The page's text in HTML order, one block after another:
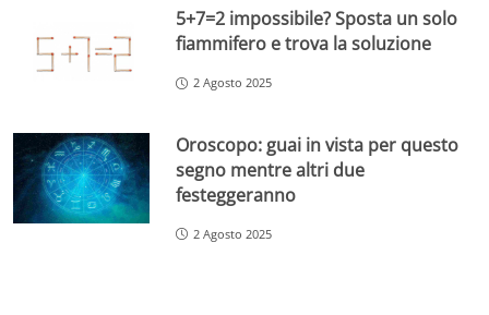
5+7=2 impossibile? Sposta un solo
fiammifero e trova la soluzione
2 Agosto 2025
Oroscopo: guai in vista per questo
segno mentre altri due
festeggeranno
2 Agosto 2025